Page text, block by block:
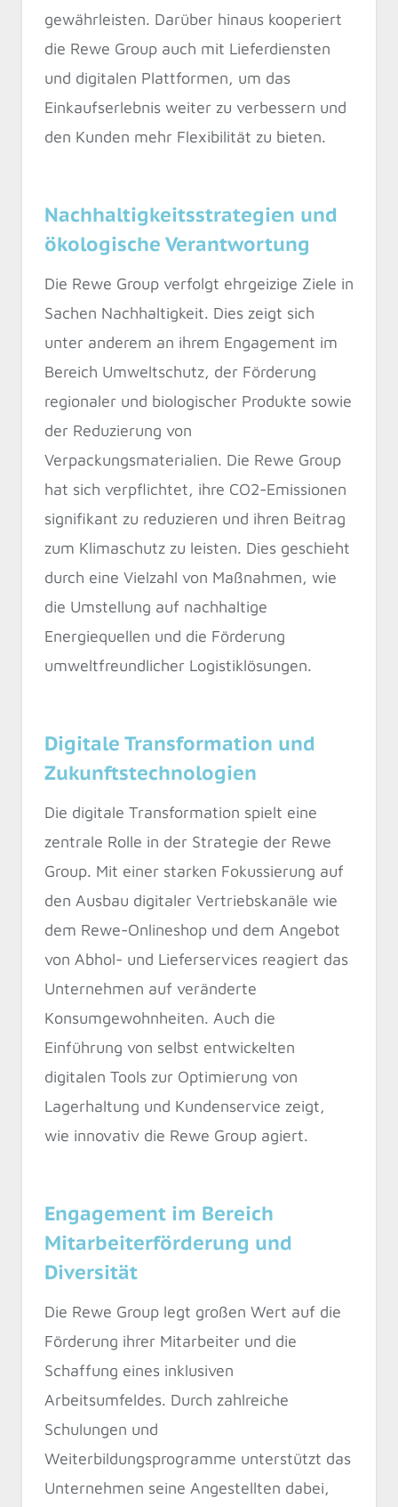
gewährleisten. Darüber hinaus kooperiert
die Rewe Group auch mit Lieferdiensten
und digitalen Plattformen, um das
Einkaufserlebnis weiter zu verbessern und
den Kunden mehr Flexibilität zu bieten.
Nachhaltigkeitsstrategien und
ökologische Verantwortung
Die Rewe Group verfolgt ehrgeizige Ziele in
Sachen Nachhaltigkeit. Dies zeigt sich
unter anderem an ihrem Engagement im
Bereich Umweltschutz, der Förderung
regionaler und biologischer Produkte sowie
der Reduzierung von
Verpackungsmaterialien. Die Rewe Group
hat sich verpflichtet, ihre CO2-Emissionen
signifikant zu reduzieren und ihren Beitrag
zum Klimaschutz zu leisten. Dies geschieht
durch eine Vielzahl von Maßnahmen, wie
die Umstellung auf nachhaltige
Energiequellen und die Förderung
umweltfreundlicher Logistiklösungen.
Digitale Transformation und
Zukunftstechnologien
Die digitale Transformation spielt eine
zentrale Rolle in der Strategie der Rewe
Group. Mit einer starken Fokussierung auf
den Ausbau digitaler Vertriebskanäle wie
dem Rewe-Onlineshop und dem Angebot
von Abhol- und Lieferservices reagiert das
Unternehmen auf veränderte
Konsumgewohnheiten. Auch die
Einführung von selbst entwickelten
digitalen Tools zur Optimierung von
Lagerhaltung und Kundenservice zeigt,
wie innovativ die Rewe Group agiert.
Engagement im Bereich
Mitarbeiterförderung und
Diversität
Die Rewe Group legt großen Wert auf die
Förderung ihrer Mitarbeiter und die
Schaffung eines inklusiven
Arbeitsumfeldes. Durch zahlreiche
Schulungen und
Weiterbildungsprogramme unterstützt das
Unternehmen seine Angestellten dabei,